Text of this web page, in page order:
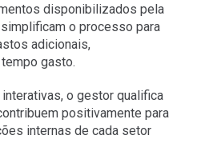
disponibilizados pela
o processo para
adicionais,
gasto.
o gestor qualifica
positivamente para
internas de cada setor